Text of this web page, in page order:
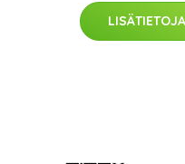
LISÄTIETOJA